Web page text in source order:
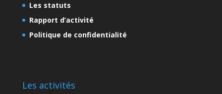
Les statuts
Rapport d’activité
Politique de confidentialité
Les activités